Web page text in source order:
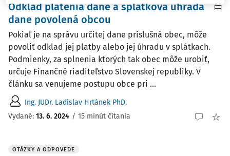
Odklad platenia dane a splátková úhrada
dane povolená obcou
Pokiaľ je na správu určitej dane príslušná obec, môže
povoliť odklad jej platby alebo jej úhradu v splátkach.
Podmienky, za splnenia ktorých tak obec môže urobiť,
určuje Finančné riaditeľstvo Slovenskej republiky. V
článku sa venujeme postupu obce pri ...
Ing. JUDr. Ladislav Hrtánek PhD.
Vydané: 13. 6. 2024 / 15 minút čítania
OTÁZKY A ODPOVEDE